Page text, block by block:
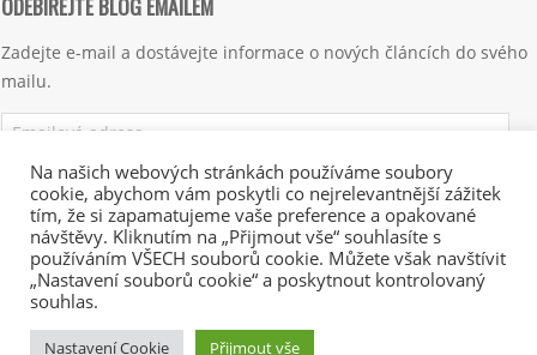
ODEBÍREJTE BLOG EMAILEM
Zadejte e-mail a dostávejte informace o nových článcích do svého
mailu.
Emailová
Přihlásit se k odběru
Na našich webových stránkách používáme soubory
cookie, abychom vám poskytli co nejrelevantnější zážitek
tím, že si zapamatujeme vaše preference a opakované
návštěvy. Kliknutím na „Přijmout vše“ souhlasíte s
používáním VŠECH souborů cookie. Můžete však navštívit
„Nastavení souborů cookie“ a poskytnout kontrolovaný
souhlas.
Nastavení Cookie Přijmout vše